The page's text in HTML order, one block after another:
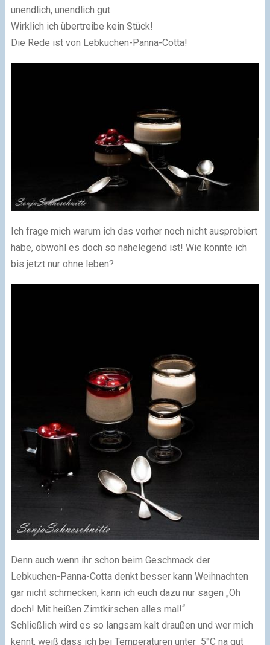
unendlich, unendlich gut.
Wirklich ich übertreibe kein Stück!
Die Rede ist von Lebkuchen-Panna-Cotta!
Ich frage mich warum ich das vorher noch nicht ausprobiert
habe, obwohl es doch so nahelegend ist! Wie konnte ich
bis jetzt nur ohne leben?
Denn auch wenn ihr schon beim Geschmack der
Lebkuchen-Panna-Cotta denkt besser kann Weihnachten
gar nicht schmecken, kann ich euch dazu nur sagen „Oh
doch! Mit heißen Zimtkirschen alles mal!“
Schließlich wird es so langsam kalt draußen und wer mich
kennt, weiß dass ich bei Temperaturen unter 5°C na gut